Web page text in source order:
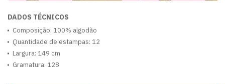
DADOS TÉCNICOS
Composição: 100% algodão
Quantidade de estampas: 12
Largura: 149 cm
Gramatura: 128